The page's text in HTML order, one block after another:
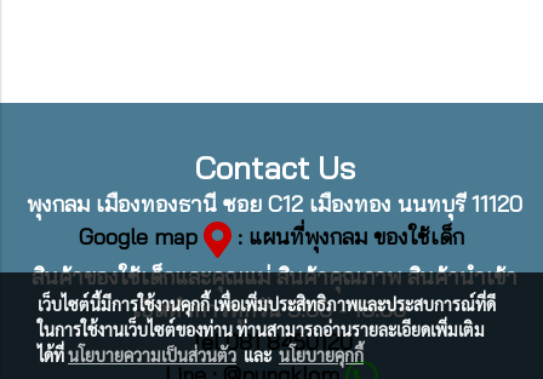
Contact Us
พุงกลม เมืองทองธานี ซอย C12 เมืองทอง นนทบุรี 11120
Google map
: แผนที่พุงกลม ของใช้เด็ก
สินค้าของใช้เด็กและคุณแม่ สินค้าคุณภาพ สินค้านำเข้า
เปิดทำการทุกวัน 9:00 - 18:00
Tel 081 8450120
เว็บไซต์นี้มีการใช้งานคุกกี้ เพื่อเพิ่มประสิทธิภาพและประสบการณ์ที่ดี
ในการใช้งานเว็บไซต์ของท่าน ท่านสามารถอ่านรายละเอียดเพิ่มเติม
ได้ที่นโยบายความเป็นส่วนตัวและนโยบายคุกกี้